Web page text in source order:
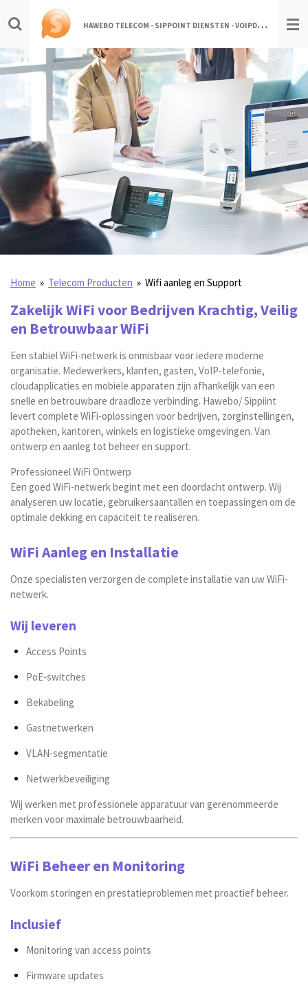
direct
de
hoofdinhoud
H
AWEBO TELECOM - SIPPOINT DIENSTEN - VOIPDIENSTEN.NL
Home » Telecom Producten » Wifi aanleg en Support
Zakelijk WiFi voor Bedrijven Krachtig, Veilig
en Betrouwbaar WiFi
Een stabiel WiFi-netwerk is onmisbaar voor iedere moderne
organisatie. Medewerkers, klanten, gasten, VoIP-telefonie,
cloudapplicaties en mobiele apparaten zijn afhankelijk van een
snelle en betrouwbare draadloze verbinding. Hawebo/ Sippiint
levert complete WiFi-oplossingen voor bedrijven, zorginstellingen,
apotheken, kantoren, winkels en logistieke omgevingen. Van
ontwerp en aanleg tot beheer en support.
Professioneel WiFi Ontwerp
Een goed WiFi-netwerk begint met een doordacht ontwerp. Wij
analyseren uw locatie, gebruikersaantallen en toepassingen om de
optimale dekking en capaciteit te realiseren.
WiFi Aanleg en Installatie
Onze specialisten verzorgen de complete installatie van uw WiFi-
netwerk.
Wij leveren
Access Points
PoE-switches
Bekabeling
Gastnetwerken
VLAN-segmentatie
Netwerkbeveiliging
Wij werken met professionele apparatuur van gerenommeerde
merken voor maximale betrouwbaarheid.
WiFi Beheer en Monitoring
Voorkom storingen en prestatieproblemen met proactief beheer.
Inclusief
Monitoring van access points
Firmware updates